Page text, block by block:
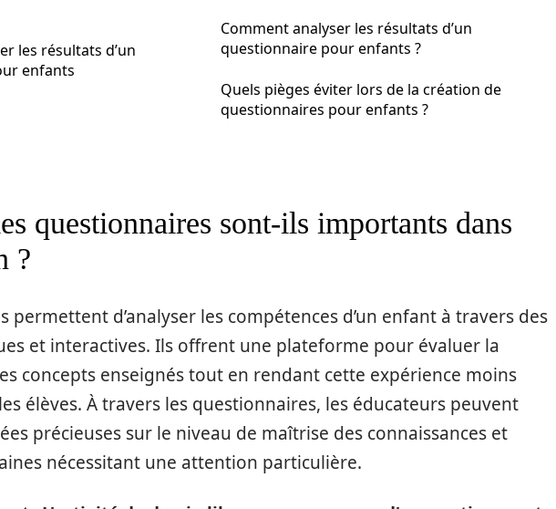
les résultats d’un
enfants
Comment analyser les résultats d’un
questionnaire pour enfants ?
Quels pièges éviter lors de la création de
questionnaires pour enfants ?
questionnaires sont-ils importants dans
?
permettent d’analyser les compétences d’un enfant à travers des
et interactives. Ils offrent une plateforme pour évaluer la
concepts enseignés tout en rendant cette expérience moins
élèves. À travers les questionnaires, les éducateurs peuvent
précieuses sur le niveau de maîtrise des connaissances et
nécessitant une attention particulière.